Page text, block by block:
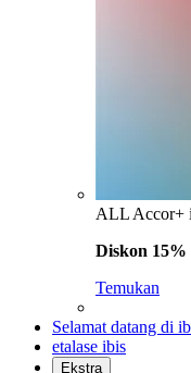
ALL Accor+
Diskon 15%
Temukan
Selamat datang di
etalase ibis
Ekstra